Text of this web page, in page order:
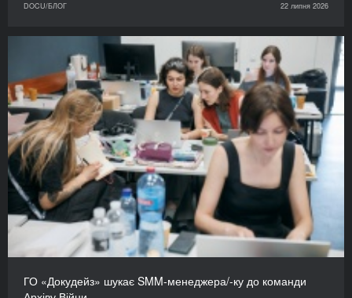
DOCU/БЛОГ 22 липня 2026
ГО «Докудейз» шукає SMM-менеджера/-ку до команди